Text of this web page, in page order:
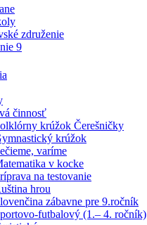
združenie
9
činnosť
krúžok Čerešničky
krúžok
varíme
v kocke
na testovanie
hrou
zábavne pre 9.ročník
futbalový (1.– 4. ročník)